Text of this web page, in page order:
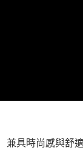
兼具時尚感與舒